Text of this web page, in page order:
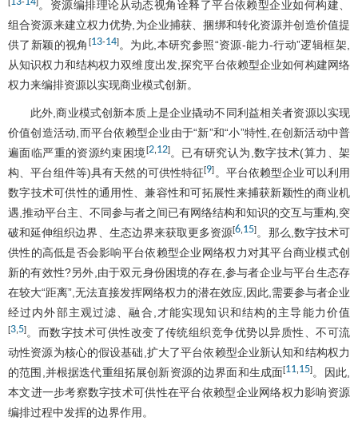
。资源编排理论从动态视角诠释了平台依赖型企业如何构建、
组合资源来建立权力优势,为企业捕获、捆绑和转化资源并创造价值提
供了新颖的视角 [13-14]。为此,本研究参照“资源-能力-行动”逻辑框架,
从知识权力和结构权力双维度出发,探究平台依赖型企业如何构建网络
权力来编排资源以实现商业模式创新。
此外,商业模式创新本质上是企业撬动不同利益相关者资源以实现
价值创造活动,而平台依赖型企业由于“新”和“小”特性,在创新活动中普
遍面临严重的资源约束困境[2, 12]。已有研究认为,数字技术(算力、架
构、平台组件等)具有天然的可供性特征[9] 。平台依赖型企业可以利用
数字技术可供性的通用性、兼容性和可拓展性来捕获新颖性的商业机
遇,推动平台主、不同参与者之间已有网络结构和知识的交互与重构,突
破和延伸组织边界、生态边界来获取更多资源[6 15]。那么,数字技术可
供性的高低是否会影响平台依赖型企业网络权力对其平台商业模式创
新的有效性?另外,由于双元身份困境的存在,参与者企业与平台生态存
在较大“距离”,无法直接发挥网络权力的潜在效应,因此,需要参与者企业
经过内外部主观过滤、融合,才能实现知识和结构的主导能力价值
[3 5]。而数字技术可供性改变了传统组织竞争优势以异质性、不可流
动性资源为核心的假设基础,扩大了平台依赖型企业新认知和结构权力
的范围,并根据迭代重组拓展创新资源的边界面和生成面[11 15]。因此,
本文进一步考察数字技术可供性在平台依赖型企业网络权力影响资源
编排过程中发挥的边界作用。